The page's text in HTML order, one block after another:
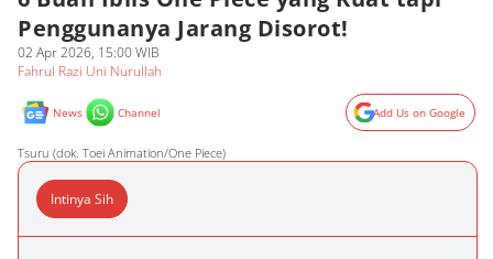
Penggunanya Jarang Disorot!
02 Apr 2026, 15:00 WIB
Fahrul Razi Uni Nurullah
News Channel Add Us on Google
Tsuru (dok. Toei Animation/One Piece)
Intinya Sih